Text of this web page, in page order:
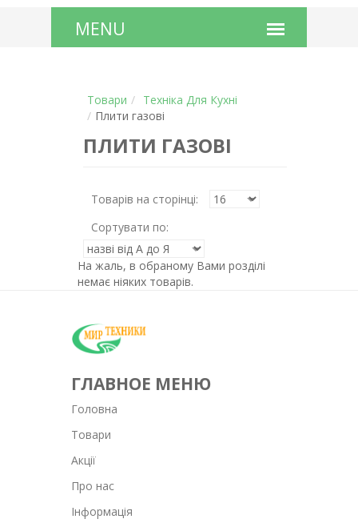
Товари
Техніка Для Кухні
Плити газові
ПЛИТИ ГАЗОВІ
Товарів на сторінці:
Сортувати по:
На жаль, в обраному Вами розділі
немає ніяких товарів.
ГЛАВНОЕ МЕНЮ
Головна
Товари
Акції
Про нас
Інформація